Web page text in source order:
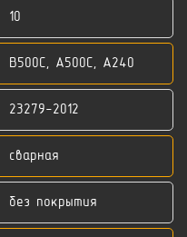
10
В500С, А500С, А240
23279-2012
сварная
без покрытия